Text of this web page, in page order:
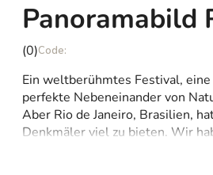
Panoramabild
Die
Produktbewertung
ist
0,0
von
(0)
Ein weltberühmtes Festival,
perfekte Nebeneinander von
Aber Rio de Janeiro, Brasilien,
Denkmäler viel zu bieten. Wir
und die